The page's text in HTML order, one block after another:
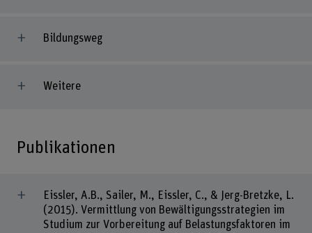
Bildungsweg
Weitere
Publikationen
Eissler, A.B., Sailer, M., Eissler, C., & Jerg-Bretzke, L.
(2015). Vermittlung von Bewältigungsstrategien im
Studium zur Vorbereitung auf Belastungsfaktoren im